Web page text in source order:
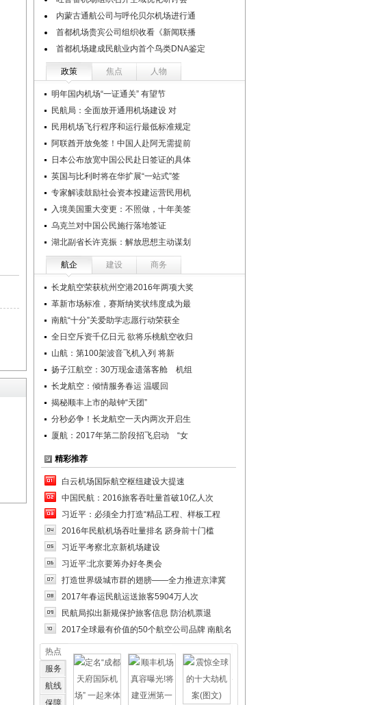
内蒙古通航公司与呼伦贝尔机场进行通
首都机场贵宾公司组织收看《新闻联播
首都机场建成民航业内首个鸟类DNA鉴定
政策 焦点 人物
明年国内机场“一证通关” 有望节
民航局：全面放开通用机场建设 对
民用机场飞行程序和运行最低标准规定
阿联酋开放免签！中国人赴阿无需提前
日本公布放宽中国公民赴日签证的具体
英国与比利时将在华扩展“一站式”签
专家解读鼓励社会资本投建运营民用机
入境美国重大变更：不照做，十年美签
乌克兰对中国公民施行落地签证
湖北副省长许克振：解放思想主动谋划
航企 建设 商务
长龙航空荣获杭州空港2016年两项大奖
革新市场标准，赛斯纳奖状纬度成为最
南航“十分”关爱助学志愿行动荣获全
全日空斥资千亿日元 欲将乐桃航空收归
山航：第100架波音飞机入列 将新
扬子江航空：30万现金遗落客舱 机组
长龙航空：倾情服务春运 温暖回
揭秘顺丰上市的敲钟“天团”
分秒必争！长龙航空一天内两次开启生
厦航：2017年第二阶段招飞启动 “女
精彩推荐
白云机场国际航空枢纽建设大提速
中国民航：2016旅客吞吐量首破10亿人次
习近平：必须全力打造“精品工程、样板工程
2016年民航机场吞吐量排名 跻身前十门槛
习近平考察北京新机场建设
习近平:北京要筹办好冬奥会
打造世界级城市群的翅膀——全力推进京津冀
2017年春运民航运送旅客5904万人次
民航局拟出新规保护旅客信息 防治机票退
2017全球最有价值的50个航空公司品牌 南航名
热点
服务
航线
保障